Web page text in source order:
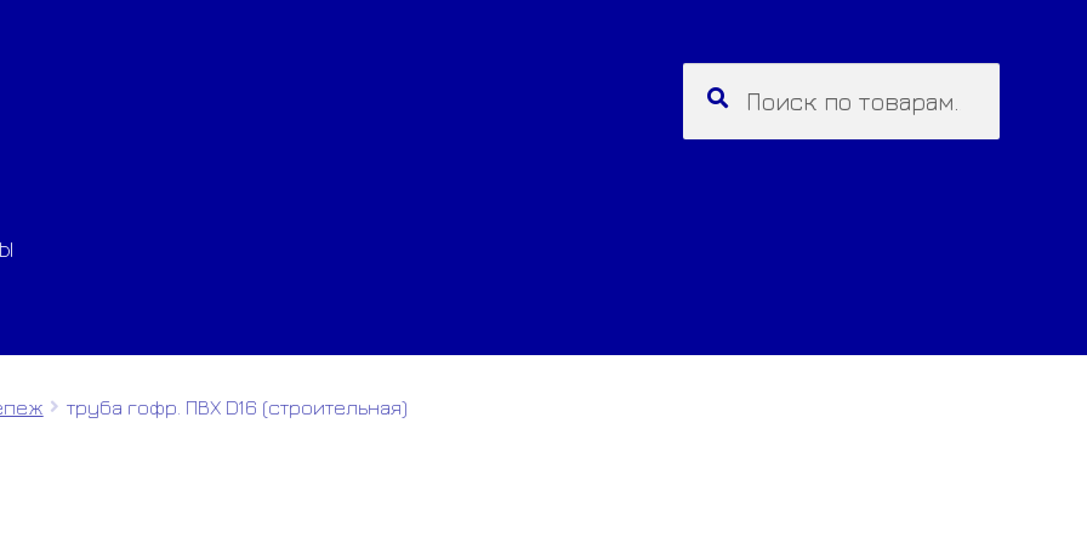
Поиск
труба гофр. ПВХ D16 (строительная)